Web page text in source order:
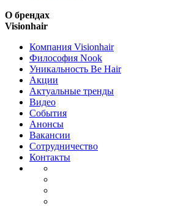
О брендах
Visionhair
Компания Visionhair
Философия Nook
Уникальность Be Hair
Акции
Актуальные тренды
Видео
События
Анонсы
Вакансии
Сотрудничество
Контакты